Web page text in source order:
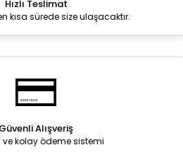
Hızlı Teslimat
kısa sürede size ulaşacaktır.
Güvenli Alışveriş
ve kolay ödeme sistemi